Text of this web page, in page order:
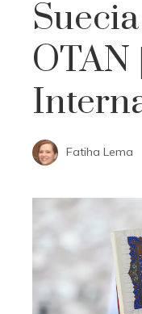
OTAN |
Fatiha Lema